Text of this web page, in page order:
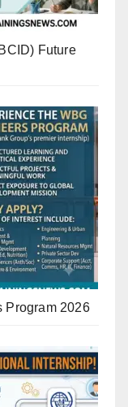
Future
Program 2026